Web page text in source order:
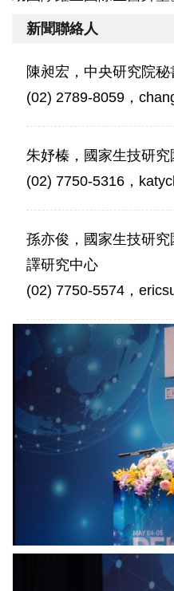
新聞聯絡人
陳昶宏，中央研究院
(02) 2789-8059，
朱妤榛，國家生技研
(02) 7750-5316，
孫亦俊，國家生技研
譯研究中心
(02) 7750-5574，
圖
俊
院